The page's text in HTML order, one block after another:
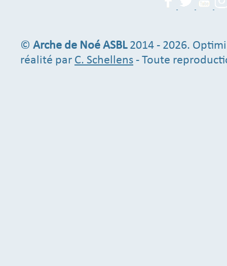
© Arche de Noé ASBL2014 - 2026.
réalité par C. Schellens - Toute